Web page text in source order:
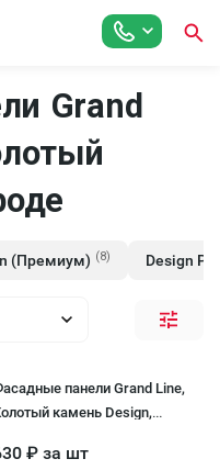
Grand
(Премиум) (8) Design
панели Grand Line,
камень Design,
₽ за шт